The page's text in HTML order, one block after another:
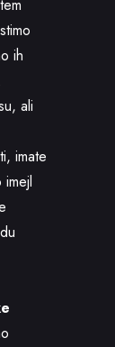
ih
ali
imate